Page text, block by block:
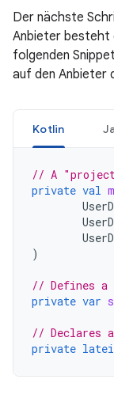
Der nächste
Anbieter besteht
folgenden
auf den Anbieter
Kotlin
// A
private val
)
// Defines a
private var
// Declares
private